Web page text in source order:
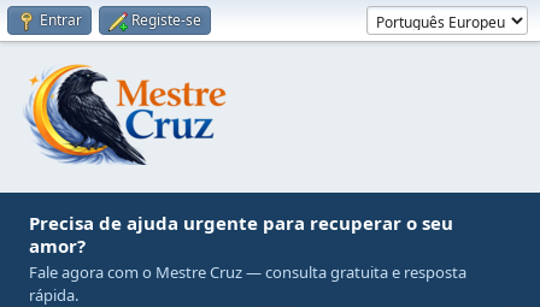
Entrar Registe-se
Precisa de ajuda urgente para recuperar o seu
amor?
Fale agora com o Mestre Cruz — consulta gratuita e resposta
rápida.